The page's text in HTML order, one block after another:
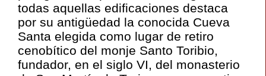
todas aquellas edificaciones destaca
por su antigüedad la conocida Cueva
Santa elegida como lugar de retiro
cenobítico del monje Santo Toribio,
fundador, en el siglo VI, del monasterio